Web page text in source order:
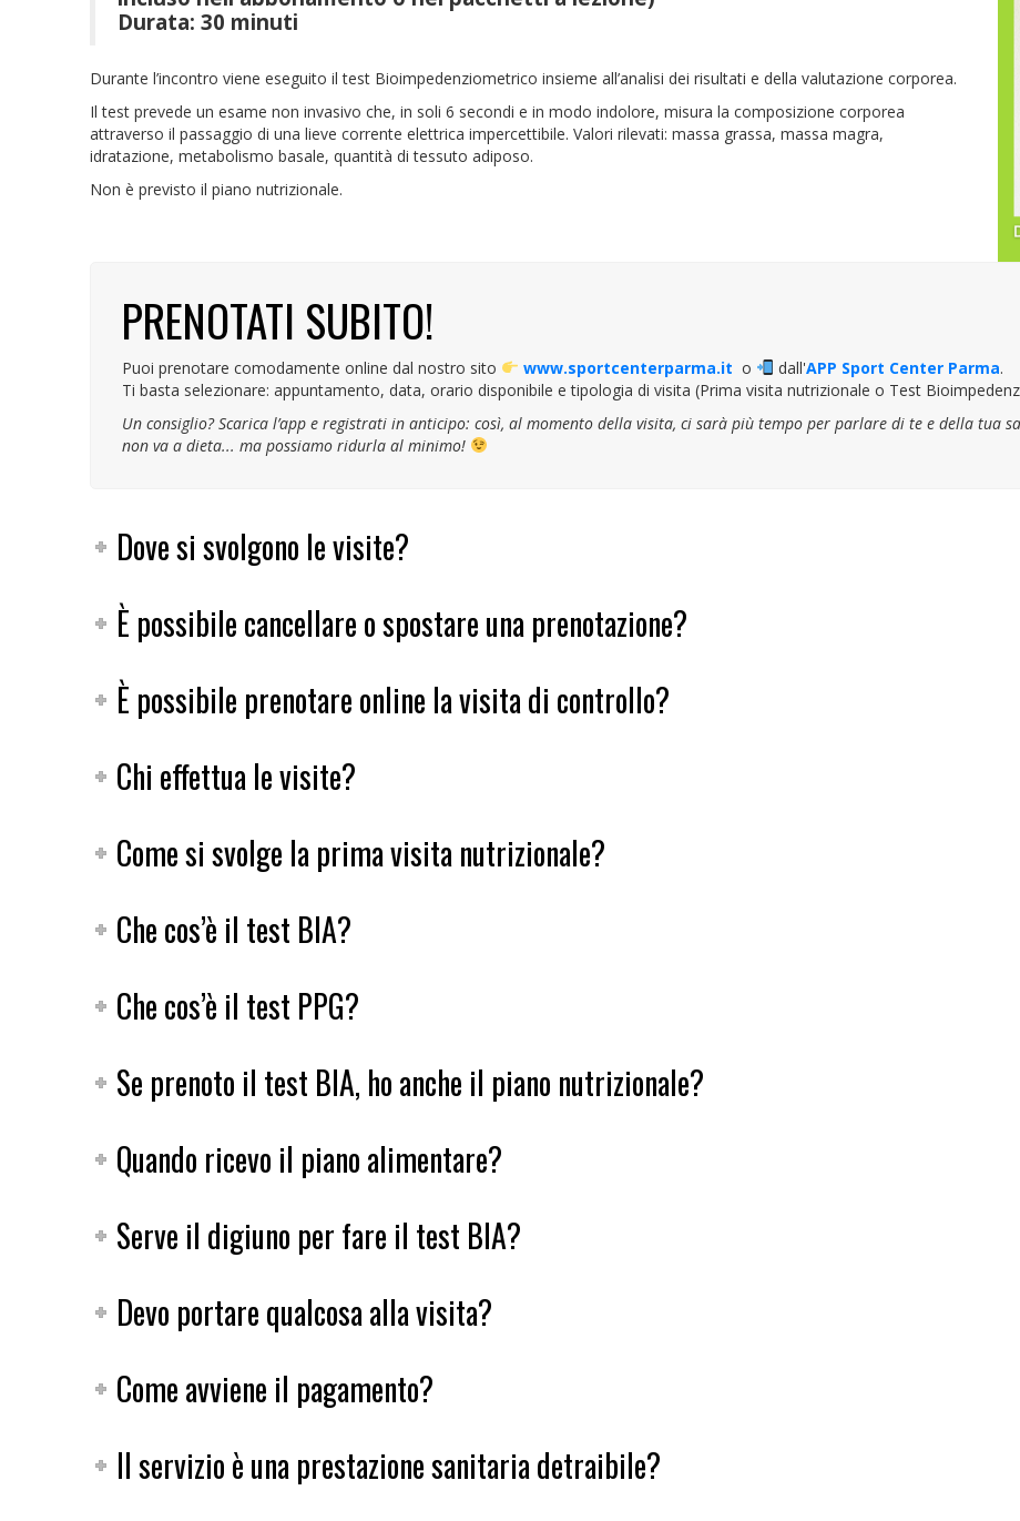
Durata: 30 minuti
Durante l’incontro viene eseguito il test Bioimpedenziometrico insieme all’analisi dei risultati e della valutazione corporea.
Il test prevede un esame non invasivo che, in soli 6 secondi e in modo indolore, misura la composizione corporea
attraverso il passaggio di una lieve corrente elettrica impercettibile. Valori rilevati: massa grassa, massa magra,
idratazione, metabolismo basale, quantità di tessuto adiposo.
Non è previsto il piano nutrizionale.
PRENOTATI SUBITO!
Puoi prenotare comodamente online dal nostro sito www.sportcenterparma.it o dall'APP Sport Center Parma.
Ti basta selezionare: appuntamento, data, orario disponibile e tipologia di visita (Prima visita nutrizionale o Test
Un consiglio? Scarica l’app e registrati in anticipo: così, al momento della visita, ci sarà più tempo per parlare di te e della tua
non va a dieta... ma possiamo ridurla al minimo!
Dove si svolgono le visite?
È possibile cancellare o spostare una prenotazione?
È possibile prenotare online la visita di controllo?
Chi effettua le visite?
Come si svolge la prima visita nutrizionale?
Che cos’è il test BIA?
Che cos’è il test PPG?
Se prenoto il test BIA, ho anche il piano nutrizionale?
Quando ricevo il piano alimentare?
Serve il digiuno per fare il test BIA?
Devo portare qualcosa alla visita?
Come avviene il pagamento?
Il servizio è una prestazione sanitaria detraibile?